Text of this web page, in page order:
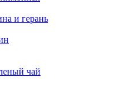
и герань
чай